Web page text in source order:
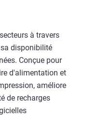
à travers
disponibilité
Conçue pour
d'alimentation et
améliore
de recharges